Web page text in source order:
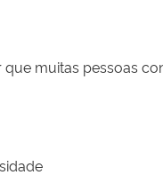
muitas pessoas